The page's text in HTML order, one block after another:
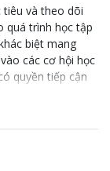
tiêu và theo dõi
quá trình học tập
biệt mang
các cơ hội học
quyền tiếp cận
tiêu, học tập,